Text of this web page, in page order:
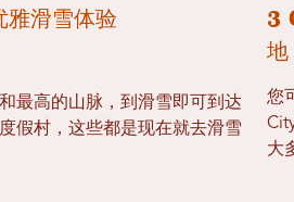
雅滑雪体验
最高的山脉，到滑雪即可到达
假村，这些都是现在就去滑雪
3
地
您
大